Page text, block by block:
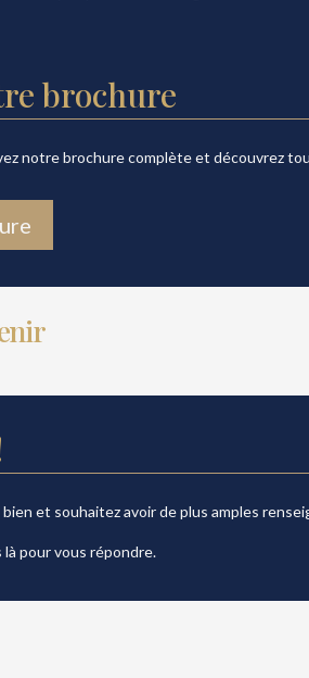
brochure
notre brochure complète et découvrez
et souhaitez avoir de plus amples
pour vous répondre.